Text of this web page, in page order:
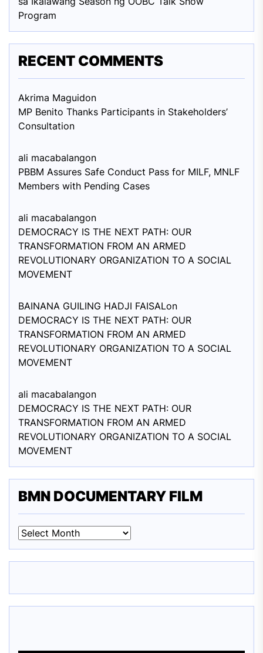
Program
RECENT COMMENTS
Akrima Maguidon
MP Benito Thanks Participants in Stakeholders’
Consultation
ali macabalangon
PBBM Assures Safe Conduct Pass for MILF, MNLF
Members with Pending Cases
ali macabalangon
DEMOCRACY IS THE NEXT PATH: OUR
TRANSFORMATION FROM AN ARMED
REVOLUTIONARY ORGANIZATION TO A SOCIAL
MOVEMENT
BAINANA GUILING HADJI FAISALon
DEMOCRACY IS THE NEXT PATH: OUR
TRANSFORMATION FROM AN ARMED
REVOLUTIONARY ORGANIZATION TO A SOCIAL
MOVEMENT
ali macabalangon
DEMOCRACY IS THE NEXT PATH: OUR
TRANSFORMATION FROM AN ARMED
REVOLUTIONARY ORGANIZATION TO A SOCIAL
MOVEMENT
BMN DOCUMENTARY FILM
BMN